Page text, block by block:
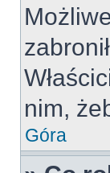
nim,
Góra